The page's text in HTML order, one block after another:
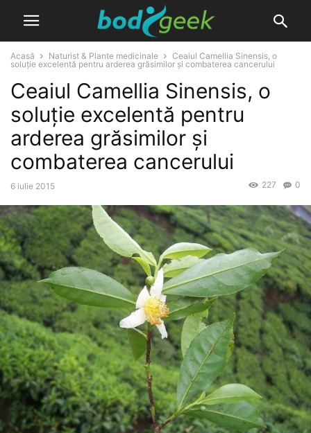
Acasă Naturist & Plante medicinale
Ceaiul Camellia Sinensis, o
soluție excelentă pentru arderea grăsimilor și combaterea cancerului
Ceaiul Camellia Sinensis, o
soluție excelentă pentru
arderea grăsimilor și
combaterea cancerului
6 iulie 2015 0
227